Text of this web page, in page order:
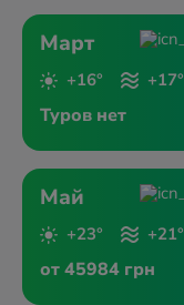
Март
+16° +17°
Туров нет
Май
+23° +21°
от 45984 грн